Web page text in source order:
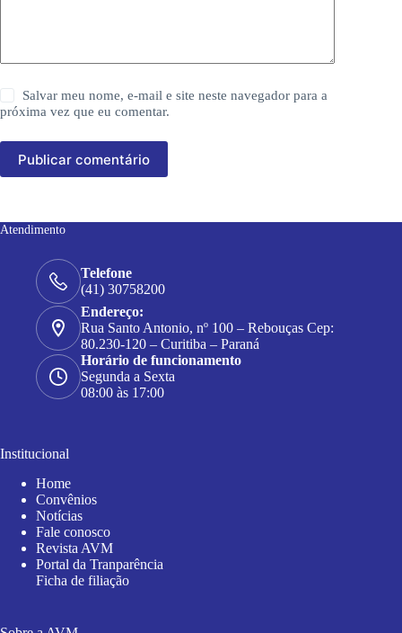
Salvar meu nome, e-mail e site neste navegador para a
próxima vez que eu comentar.
Publicar comentário
Atendimento
Telefone
(41) 30758200
Endereço:
Rua Santo Antonio, nº 100 – Rebouças Cep:
80.230-120 – Curitiba – Paraná
Horário de funcionamento
Segunda a Sexta
08:00 às 17:00
Institucional
Home
Convênios
Notícias
Fale conosco
Revista AVM
Portal da Tranparência
Ficha de filiação